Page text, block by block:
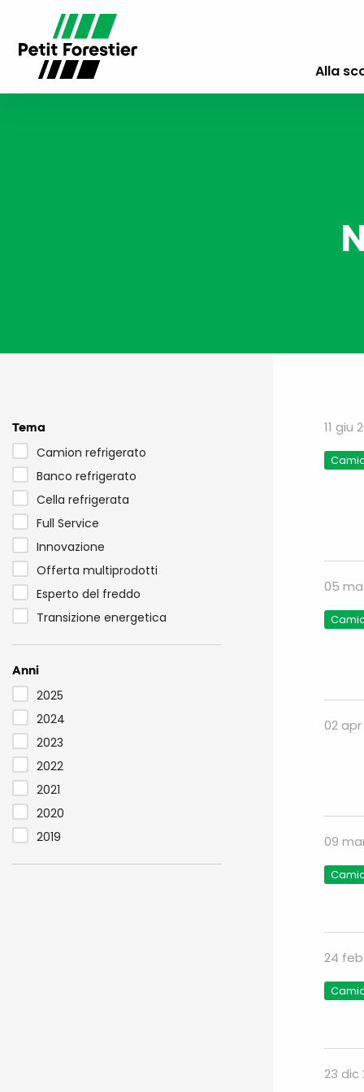
Alla
Tema
Camion refrigerato
Banco refrigerato
Cella refrigerata
Full Service
Innovazione
Offerta multiprodotti
Esperto del freddo
Transizione energetica
Anni
2025
2024
2023
2022
2021
2020
2019
11 giu
05
02 apr
09
24 feb
23 dic